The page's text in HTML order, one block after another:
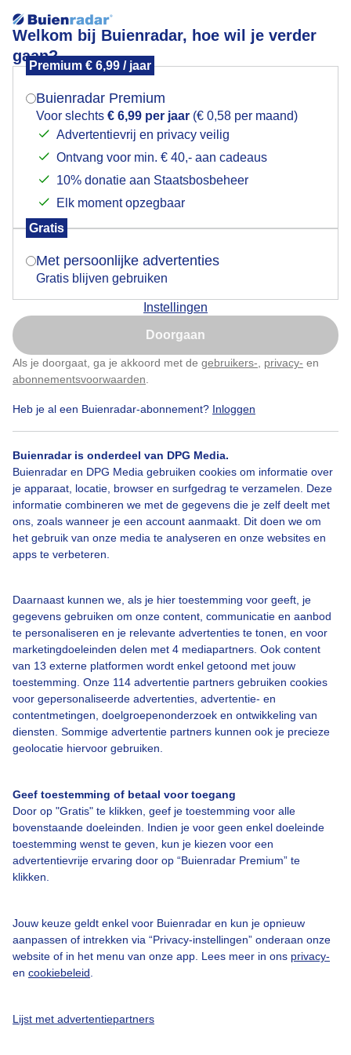
Welkom bij Buienradar, hoe wil je verder
gaan?
Premium € 6,99 / jaar
Buienradar Premium
Voor slechts € 6,99 per jaar (€ 0,58 per maand)
Advertentievrij en privacy veilig
Ontvang voor min. € 40,- aan cadeaus
10% donatie aan Staatsbosbeheer
Elk moment opzegbaar
Gratis
Met persoonlijke advertenties
Gratis blijven gebruiken
Instellingen
Doorgaan
Als je doorgaat, ga je akkoord met de gebruikers- privacy- en
abonnementsvoorwaarden
Heb je al een Buienradar-abonnement? Inloggen
Buienradar is onderdeel van DPG Media.
Buienradar en DPG Media gebruiken cookies om informatie over
je apparaat, locatie, browser en surfgedrag te verzamelen. Deze
informatie combineren we met de gegevens die je zelf deelt met
ons, zoals wanneer je een account aanmaakt. Dit doen we om
het gebruik van onze media te analyseren en onze websites en
apps te verbeteren.
Daarnaast kunnen we, als je hier toestemming voor geeft, je
gegevens gebruiken om onze content, communicatie en aanbod
te personaliseren en je relevante advertenties te tonen, en voor
marketingdoeleinden delen met 4 mediapartners. Ook content
van 13 externe platformen wordt enkel getoond met jouw
toestemming. Onze 114 advertentie partners gebruiken cookies
voor gepersonaliseerde advertenties, advertentie- en
contentmetingen, doelgroepenonderzoek en ontwikkeling van
diensten. Sommige advertentie partners kunnen ook je precieze
geolocatie hiervoor gebruiken.
Geef toestemming of betaal voor toegang
Door op "Gratis" te klikken, geef je toestemming voor alle
bovenstaande doeleinden. Indien je voor geen enkel doeleinde
toestemming wenst te geven, kun je kiezen voor een
advertentievrije ervaring door op “Buienradar Premium” te
klikken.
Jouw keuze geldt enkel voor Buienradar en kun je opnieuw
aanpassen of intrekken via “Privacy-instellingen” onderaan onze
website of in het menu van onze app. Lees meer in ons privacy-
en cookiebeleid
Lijst met advertentiepartners
de bijen blijven komen
zolang er wat te halen is blijven ze komen
Door: adri kruyt Gemaakt: 01-09-2020, 384x bekeken
Bekijk slideshow
Een moment geduld aub...
Over Buienradar
Veelgestelde vragen
Contact
Toegankelijkheid
Buienradar Team
Privacy instellingen
Mogen we je locatie gebruiken voor het
Indien je hier nog geen akkoord op hebt gegeven,
verschijnt er zo een pop-up uit je browser waarin
Is goed, toon de popup
Nu niet, misschien later
Klik hierom dit aan te passen